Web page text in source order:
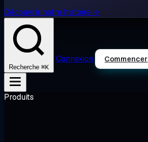
Découvrir notre histoire →
Recherche ⌘K
Connexion Commencer
Produits